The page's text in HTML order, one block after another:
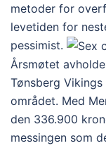
metoder for
levetiden for
pessimist.
Årsmøtet
Tønsberg
området. Med
den 336.900
messingen som